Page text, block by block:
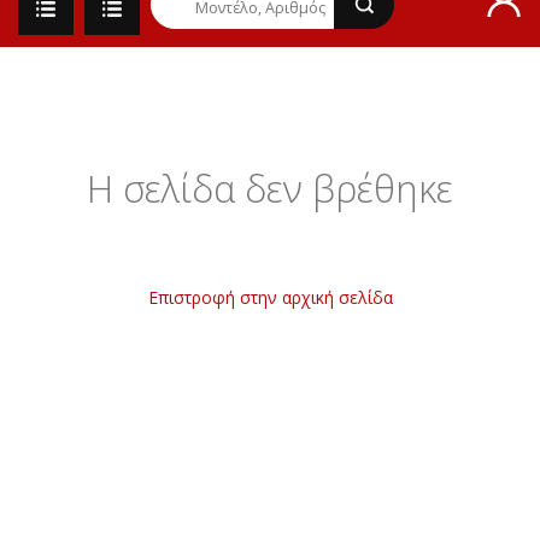
Η σελίδα δεν βρέθηκε
Επιστροφή στην αρχική σελίδα